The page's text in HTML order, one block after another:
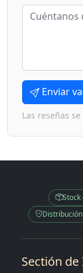
Enviar
Las reseñas
Stock
Sectión